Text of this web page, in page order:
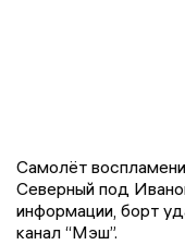
Самолёт
Северный под
информации, борт
канал “Мэш”.